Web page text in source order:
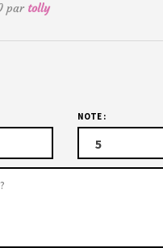
par tolly
NOTE :
5